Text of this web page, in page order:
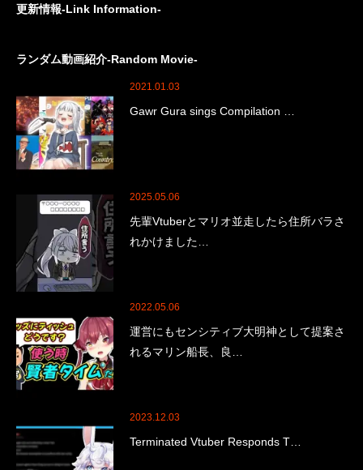
更新情報-Link Information-
ランダム動画紹介-Random Movie-
2021.01.03
Gawr Gura sings Compilation …
2025.05.06
先輩Vtuberとマリオ並走したら住所バラさ
れかけました…
2022.05.06
運営にもセンシティブ大明神として提案さ
れるマリン船長、良…
2023.12.03
Terminated Vtuber Responds T…